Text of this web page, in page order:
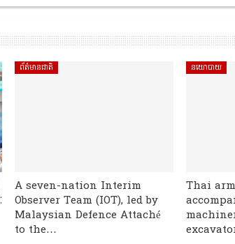
ព័ត៌មានជាតិ
A seven-nation Interim
Observer Team (IOT), led by
Malaysian Defence Attaché
to the…
នយោបាយ
Thai